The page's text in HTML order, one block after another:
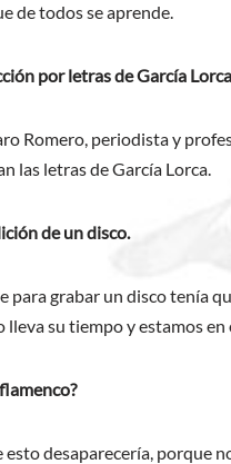
de todos se aprende.
por letras de García
Romero, periodista y
las letras de García Lorca.
de un disco.
para grabar un disco tenía
lleva su tiempo y estamos en
desaparecería, porque